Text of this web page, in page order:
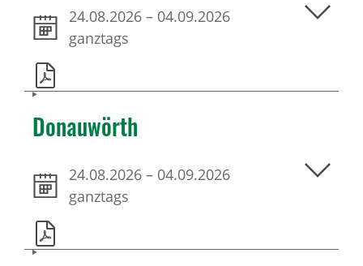
24.08.2026 – 04.09.2026
ganztags
Donauwörth
24.08.2026 – 04.09.2026
ganztags